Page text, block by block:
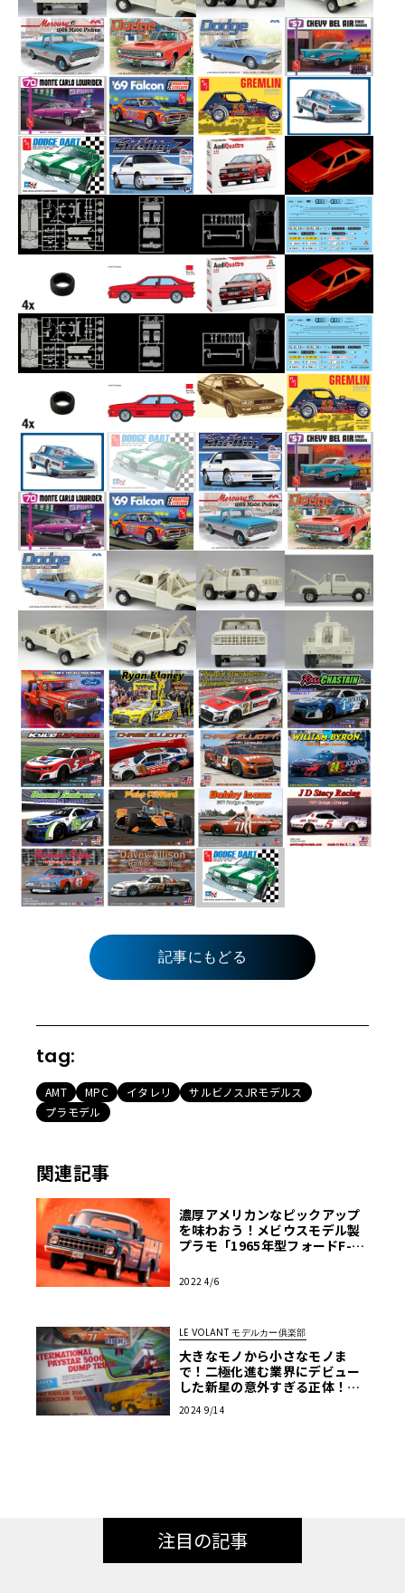
記事にもどる
tag:
AMT MPC イタレリ
サルビノスJRモデルス
プラモデル
関連記事
濃厚アメリカンなピックアップ
を味わおう！メビウスモデル製
プラモ「1965年型フォードF-10
2022 4/6
LE VOLANT モデルカー俱楽部
大きなモノから小さなモノま
で！二極化進む業界にデビュー
した新星の意外すぎる正体！
ニクル】第34回
2024 9/14
注目の記事